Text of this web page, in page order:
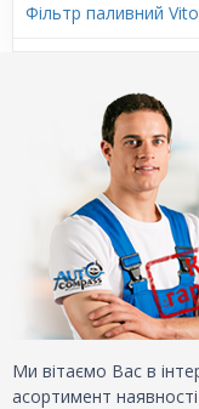
Фільтр паливний Vito
Ми вітаємо Вас в
асортимент наявності